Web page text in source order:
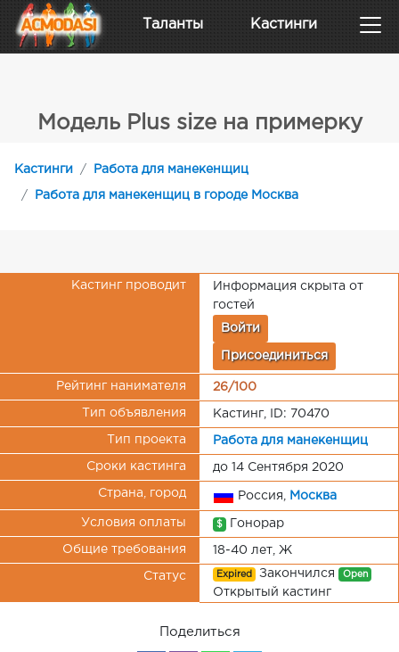
Таланты Кастинги
Модель Plus size на примерку
Кастинги Работа для манекенщиц
Работа для манекенщиц в городе Москва
Кастинг проводит
Информация скрыта от
гостей
Войти
Присоединиться
Рейтинг нанимателя 26/100
Тип объявления Кастинг, ID: 70470
Тип проекта Работа для манекенщиц
Сроки кастинга до 14 Сентября 2020
Страна, город Россия, Москва
Условия оплаты $ Гонорар
Общие требования 18-40 лет, Ж
Статус Expired Закончился Open
Открытый кастинг
Поделиться